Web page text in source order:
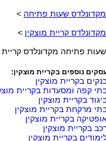
מקדונלדס שעות פתיחה >
מקדונלדס קריית מוצקין >
שעות פתיחה מקדונלדס קריית
נוספים בקריית מוצקין:
בקריית מוצקין
קפה ומסעדות בקריית
בקריית מוצקין
מרקחת בקריית מוצקין
בקריית מוצקין
בקריית מוצקין
בקריית מוצקין